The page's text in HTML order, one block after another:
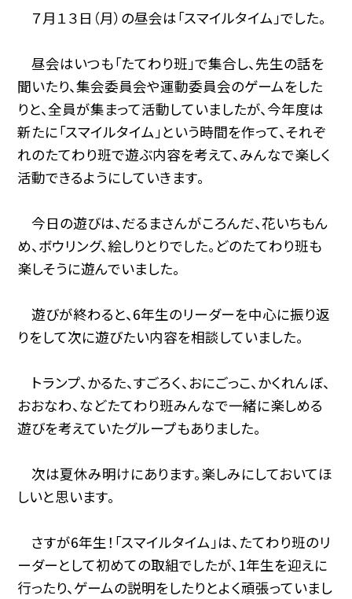
７月１３日（月）の昼会は「スマイルタイム」でした。
昼会はいつも「たてわり班」で集合し、先生の話を
聞いたり、集会委員会や運動委員会のゲームをした
りと、全員が集まって活動していましたが、今年度は
新たに「スマイルタイム」という時間を作って、それぞ
れのたてわり班で遊ぶ内容を考えて、みんなで楽しく
活動できるようにしていきます。
今日の遊びは、だるまさんがころんだ、花いちもん
め、ボウリング、絵しりとりでした。どのたてわり班も
楽しそうに遊んでいました。
遊びが終わると、6年生のリーダーを中心に振り返
りをして次に遊びたい内容を相談していました。
トランプ、かるた、すごろく、おにごっこ、かくれんぼ、
おおなわ、などたてわり班みんなで一緒に楽しめる
遊びを考えていたグループもありました。
次は夏休み明けにあります。楽しみにしておいてほ
しいと思います。
さすが6年生！「スマイルタイム」は、たてわり班のリ
ーダーとして初めての取組でしたが、1年生を迎えに
行ったり、ゲームの説明をしたりとよく頑張っていまし